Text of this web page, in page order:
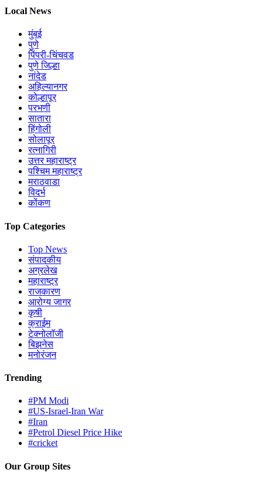
Local News
मुंबई
पुणे
पिंपरी-चिंचवड
पुणे जिल्हा
नांदेड
अहिल्यानगर
कोल्हापूर
परभणी
सातारा
हिंगोली
सोलापूर
रत्नागिरी
उत्तर महाराष्ट्र
पश्चिम महाराष्ट्र
मराठवाडा
विदर्भ
कोंकण
Top Categories
Top News
संपादकीय
अग्रलेख
महाराष्ट्र
राजकारण
आरोग्य जागर
कृषी
क्राईम
टेक्नोलॉजी
बिझनेस
मनोरंजन
Trending
#PM Modi
#US-Israel-Iran War
#Iran
#Petrol Diesel Price Hike
#cricket
Our Group Sites